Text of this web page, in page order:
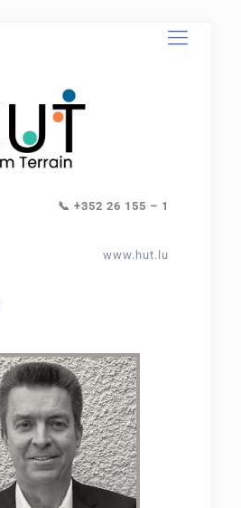
📞 +352 26 155 – 1
www.hut.lu